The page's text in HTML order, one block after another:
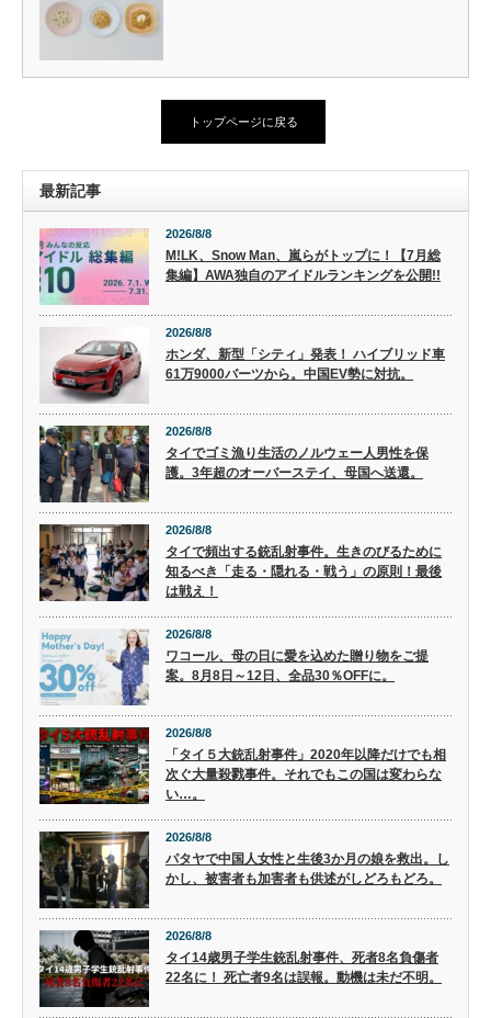
トップページに戻る
最新記事
2026/8/8
M!LK、Snow Man、嵐らがトップに！【7月総
集編】AWA独自のアイドルランキングを公開!!
2026/8/8
ホンダ、新型「シティ」発表！ ハイブリッド車
61万9000バーツから。中国EV勢に対抗。
2026/8/8
タイでゴミ漁り生活のノルウェー人男性を保
護。3年超のオーバーステイ、母国へ送還。
2026/8/8
タイで頻出する銃乱射事件。生きのびるために
知るべき「走る・隠れる・戦う」の原則！最後
は戦え！
2026/8/8
ワコール、母の日に愛を込めた贈り物をご提
案。8月8日～12日、全品30％OFFに。
2026/8/8
「タイ５大銃乱射事件」2020年以降だけでも相
次ぐ大量殺戮事件。それでもこの国は変わらな
い…。
2026/8/8
パタヤで中国人女性と生後3か月の娘を救出。し
かし、被害者も加害者も供述がしどろもどろ。
2026/8/8
タイ14歳男子学生銃乱射事件、死者8名負傷者
22名に！ 死亡者9名は誤報。動機は未だ不明。